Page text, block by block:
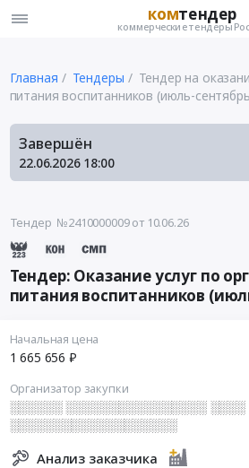
комтендер
коммерческие тендеры
Главная Тендеры
Тендер на
питания воспитанников (июль-
Завершён
22.06.2026 18:00
Тендер №2410000009от 10.06.26
Тендер: Оказание услуг по
питания воспитанников
Начальная цена
1 665 656 ₽
Организатор закупки
░░░░░░ ░░░░░░░░░░░░░░░░ ░░░░
░░░░░░░░░░░░░░░░░░░
Анализ заказчика